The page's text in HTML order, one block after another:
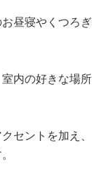
昼寝やくつろぎ
内の好きな場所
セントを加え、